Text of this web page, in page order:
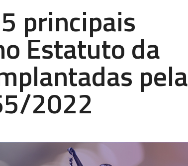
principais
Estatuto da
pela
2022